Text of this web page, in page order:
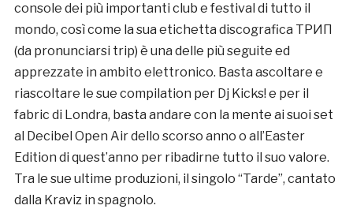
console dei più importanti club e festival di tutto il
mondo, così come la sua etichetta discografica ТРИП
(da pronunciarsi trip) è una delle più seguite ed
apprezzate in ambito elettronico. Basta ascoltare e
riascoltare le sue compilation per Dj Kicks! e per il
fabric di Londra, basta andare con la mente ai suoi set
al Decibel Open Air dello scorso anno o all’Easter
Edition di quest’anno per ribadirne tutto il suo valore.
Tra le sue ultime produzioni, il singolo “Tarde”, cantato
dalla Kraviz in spagnolo.